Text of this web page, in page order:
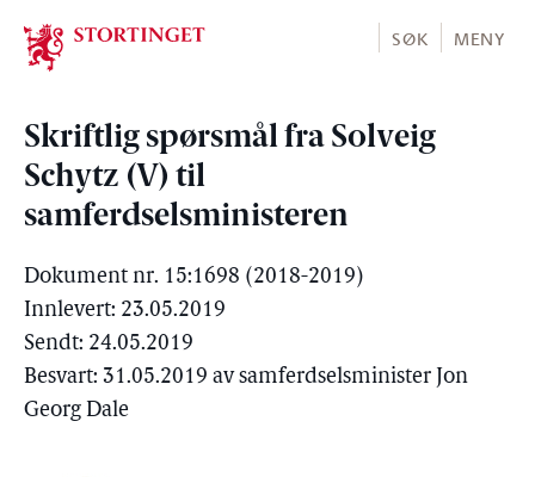
Stortinget.no
SØK MENY
Skriftlig spørsmål fra Solveig
Schytz (V) til
samferdselsministeren
Dokument nr. 15:1698 (2018-2019)
Innlevert: 23.05.2019
Sendt: 24.05.2019
Besvart: 31.05.2019 av samferdselsminister Jon
Georg Dale